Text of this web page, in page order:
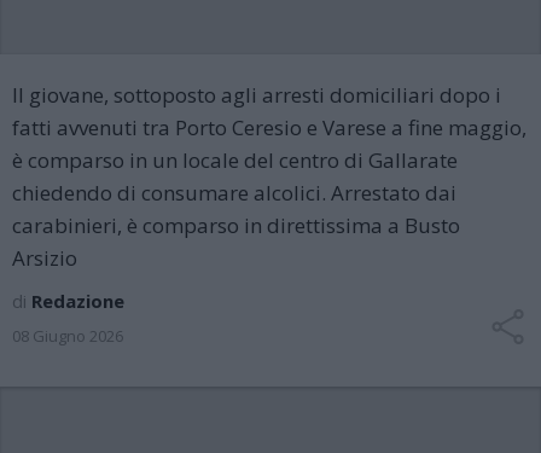
Il giovane, sottoposto agli arresti domiciliari dopo i
fatti avvenuti tra Porto Ceresio e Varese a fine maggio,
è comparso in un locale del centro di Gallarate
chiedendo di consumare alcolici. Arrestato dai
carabinieri, è comparso in direttissima a Busto
Arsizio
di Redazione
08 Giugno 2026